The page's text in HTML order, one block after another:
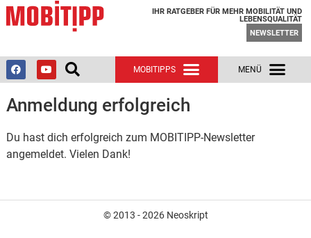
IHR RATGEBER FÜR MEHR MOBILITÄT UND
LEBENSQUALITÄT
NEWSLETTER
Anmeldung erfolgreich
Du hast dich erfolgreich zum MOBITIPP-Newsletter
angemeldet. Vielen Dank!
© 2013 - 2026 Neoskript